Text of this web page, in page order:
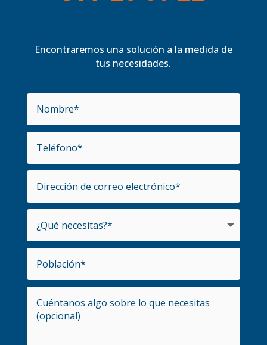
Encontraremos una solución a la medida de
tus necesidades.